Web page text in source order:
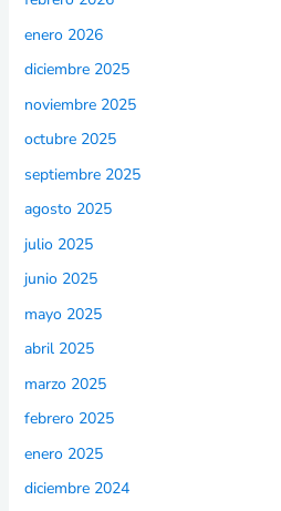
enero 2026
diciembre 2025
noviembre 2025
octubre 2025
septiembre 2025
agosto 2025
julio 2025
junio 2025
mayo 2025
abril 2025
marzo 2025
febrero 2025
enero 2025
diciembre 2024